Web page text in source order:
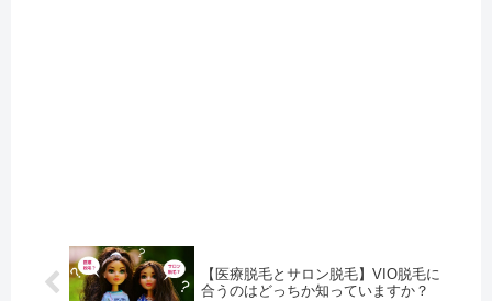
【医療脱毛とサロン脱毛】VIO脱毛に
合うのはどっちか知っていますか？